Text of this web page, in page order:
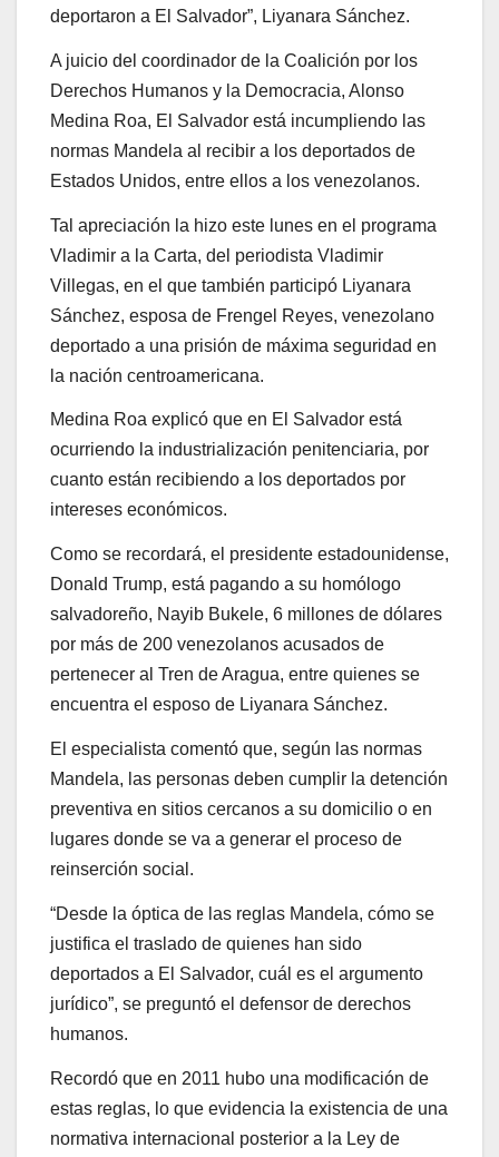
deportaron a El Salvador”, Liyanara Sánchez.
A juicio del coordinador de la Coalición por los
Derechos Humanos y la Democracia, Alonso
Medina Roa, El Salvador está incumpliendo las
normas Mandela al recibir a los deportados de
Estados Unidos, entre ellos a los venezolanos.
Tal apreciación la hizo este lunes en el programa
Vladimir a la Carta, del periodista Vladimir
Villegas, en el que también participó Liyanara
Sánchez, esposa de Frengel Reyes, venezolano
deportado a una prisión de máxima seguridad en
la nación centroamericana.
Medina Roa explicó que en El Salvador está
ocurriendo la industrialización penitenciaria, por
cuanto están recibiendo a los deportados por
intereses económicos.
Como se recordará, el presidente estadounidense,
Donald Trump, está pagando a su homólogo
salvadoreño, Nayib Bukele, 6 millones de dólares
por más de 200 venezolanos acusados de
pertenecer al Tren de Aragua, entre quienes se
encuentra el esposo de Liyanara Sánchez.
El especialista comentó que, según las normas
Mandela, las personas deben cumplir la detención
preventiva en sitios cercanos a su domicilio o en
lugares donde se va a generar el proceso de
reinserción social.
“Desde la óptica de las reglas Mandela, cómo se
justifica el traslado de quienes han sido
deportados a El Salvador, cuál es el argumento
jurídico”, se preguntó el defensor de derechos
humanos.
Recordó que en 2011 hubo una modificación de
estas reglas, lo que evidencia la existencia de una
normativa internacional posterior a la Ley de